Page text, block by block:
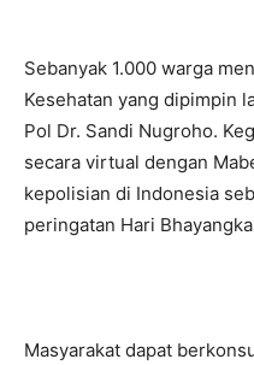
Sebanyak 1.000 warga
Kesehatan yang dipimpin
Pol Dr. Sandi Nugroho.
secara virtual dengan
kepolisian di Indonesia
peringatan Hari
Masyarakat dapat